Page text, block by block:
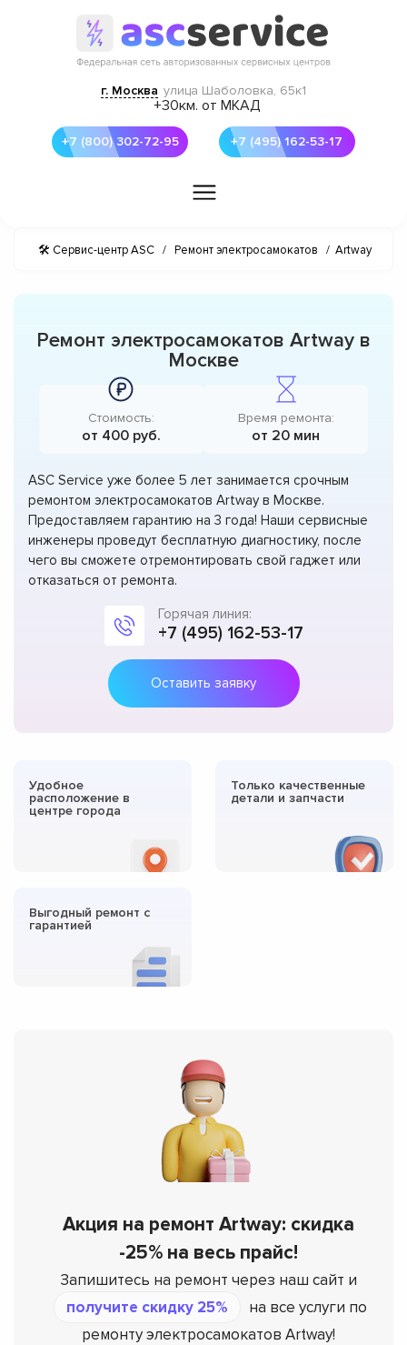
г. Москва улица Шаболовка, 65к1
+30км. от МКАД
+7 (800) 302-72-95 +7 (495) 162-53-17
🛠 Сервис-центр ASC / Ремонт электросамокатов / Artway
Ремонт электросамокатов Artway в
Москве
Стоимость:
от 400 руб.
Время ремонта:
от 20 мин
ASC Service уже более 5 лет занимается срочным
ремонтом электросамокатов Artway в Москве.
Предоставляем гарантию на 3 года! Наши сервисные
инженеры проведут бесплатную диагностику, после
чего вы сможете отремонтировать свой гаджет или
отказаться от ремонта.
Горячая линия:
+7 (495) 162-53-17
Оставить заявку
Удобное
расположение в
центре города
Только качественные
детали и запчасти
Выгодный ремонт с
гарантией
Акция на ремонт Artway: скидка
-25% на весь прайс!
Запишитесь на ремонт через наш сайт и
получите скидку 25%
на все услуги по
ремонту электросамокатов Artway!